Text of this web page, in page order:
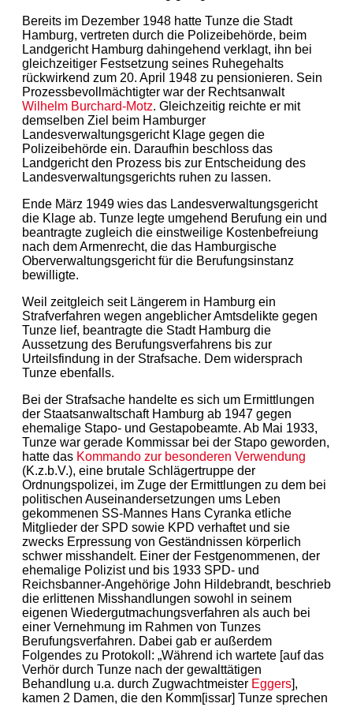
Bereits im Dezember 1948 hatte Tunze die Stadt
Hamburg, vertreten durch die Polizeibehörde, beim
Landgericht Hamburg dahingehend verklagt, ihn bei
gleichzeitiger Festsetzung seines Ruhegehalts
rückwirkend zum 20. April 1948 zu pensionieren. Sein
Prozessbevollmächtigter war der Rechtsanwalt
Wilhelm Burchard-Motz. Gleichzeitig reichte er mit
demselben Ziel beim Hamburger
Landesverwaltungsgericht Klage gegen die
Polizeibehörde ein. Daraufhin beschloss das
Landgericht den Prozess bis zur Entscheidung des
Landesverwaltungsgerichts ruhen zu lassen.
Ende März 1949 wies das Landesverwaltungsgericht
die Klage ab. Tunze legte umgehend Berufung ein und
beantragte zugleich die einstweilige Kostenbefreiung
nach dem Armenrecht, die das Hamburgische
Oberverwaltungsgericht für die Berufungsinstanz
bewilligte.
Weil zeitgleich seit Längerem in Hamburg ein
Strafverfahren wegen angeblicher Amtsdelikte gegen
Tunze lief, beantragte die Stadt Hamburg die
Aussetzung des Berufungsverfahrens bis zur
Urteilsfindung in der Strafsache. Dem widersprach
Tunze ebenfalls.
Bei der Strafsache handelte es sich um Ermittlungen
der Staatsanwaltschaft Hamburg ab 1947 gegen
ehemalige Stapo- und Gestapobeamte. Ab Mai 1933,
Tunze war gerade Kommissar bei der Stapo geworden,
hatte das Kommando zur besonderen Verwendung
(K.z.b.V.), eine brutale Schlägertruppe der
Ordnungspolizei, im Zuge der Ermittlungen zu dem bei
politischen Auseinandersetzungen ums Leben
gekommenen SS-Mannes Hans Cyranka etliche
Mitglieder der SPD sowie KPD verhaftet und sie
zwecks Erpressung von Geständnissen körperlich
schwer misshandelt. Einer der Festgenommenen, der
ehemalige Polizist und bis 1933 SPD- und
Reichsbanner-Angehörige John Hildebrandt, beschrieb
die erlittenen Misshandlungen sowohl in seinem
eigenen Wiedergutmachungsverfahren als auch bei
einer Vernehmung im Rahmen von Tunzes
Berufungsverfahren. Dabei gab er außerdem
Folgendes zu Protokoll: „Während ich wartete [auf das
Verhör durch Tunze nach der gewalttätigen
Behandlung u.a. durch Zugwachtmeister Eggers],
kamen 2 Damen, die den Komm[issar] Tunze sprechen